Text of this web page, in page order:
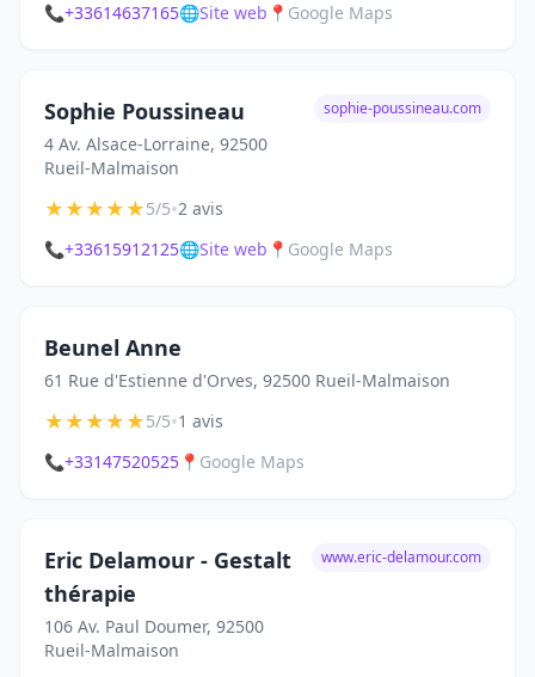
📞+33614637165🌐Site web 📍 Google Maps
Sophie Poussineau
4 Av. Alsace-Lorraine, 92500
Rueil-Malmaison
sophie-poussineau.com
★★★★★5/5•2 avis
📞+33615912125🌐Site web 📍 Google Maps
Beunel Anne
61 Rue d'Estienne d'Orves, 92500 Rueil-Malmaison
★★★★★5/5•1 avis
📞+33147520525 📍 Google Maps
Eric Delamour - Gestalt
thérapie
106 Av. Paul Doumer, 92500
Rueil-Malmaison
www.eric-delamour.com